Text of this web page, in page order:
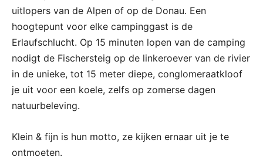
uitlopers van de Alpen of op de Donau. Een
hoogtepunt voor elke campinggast is de
Erlaufschlucht. Op 15 minuten lopen van de camping
nodigt de Fischersteig op de linkeroever van de rivier
in de unieke, tot 15 meter diepe, conglomeraatkloof
je uit voor een koele, zelfs op zomerse dagen
natuurbeleving.
Klein & fijn is hun motto, ze kijken ernaar uit je te
ontmoeten.